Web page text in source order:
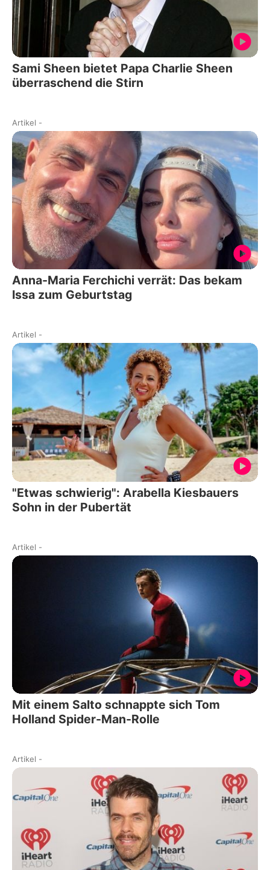
Sami Sheen bietet Papa Charlie Sheen
überraschend die Stirn
Artikel -
Anna-Maria Ferchichi verrät: Das bekam
Issa zum Geburtstag
Artikel -
"Etwas schwierig": Arabella Kiesbauers
Sohn in der Pubertät
Artikel -
Mit einem Salto schnappte sich Tom
Holland Spider-Man-Rolle
Artikel -